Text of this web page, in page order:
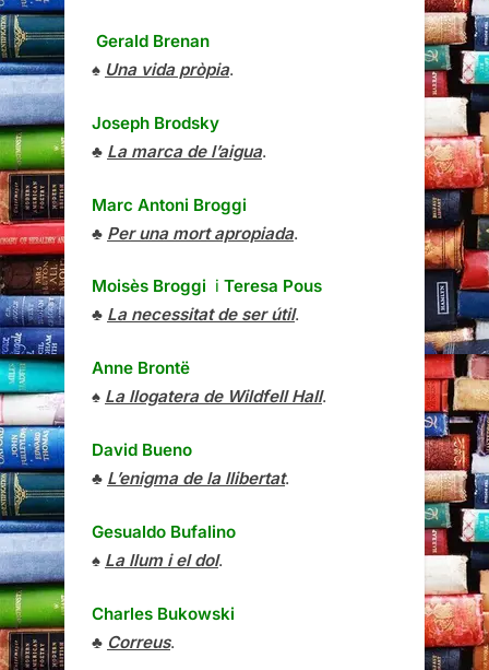
Gerald Brenan
♠ Una vida pròpia.
Joseph Brodsky
♣ La marca de l’aigua.
Marc Antoni Broggi
♣ Per una mort apropiada.
Moisès Broggi i Teresa Pous
♣ La necessitat de ser útil.
Anne Brontë
♠ La llogatera de Wildfell Hall.
David Bueno
♣ L’enigma de la llibertat.
Gesualdo Bufalino
♠ La llum i el dol.
Charles Bukowski
♣ Correus.